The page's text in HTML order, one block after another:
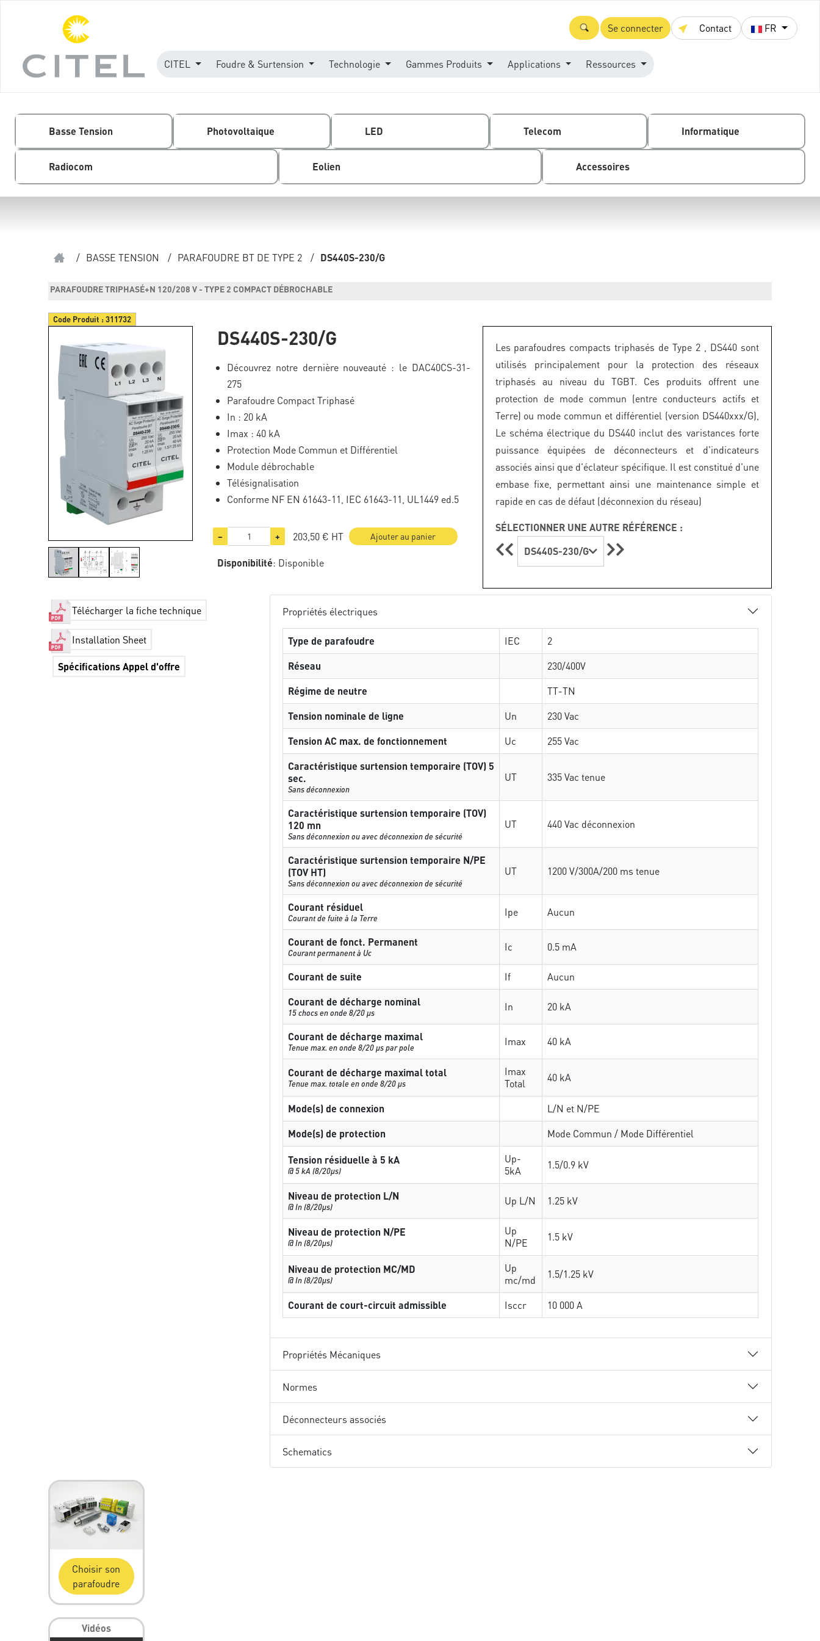
Se connecter Contact FR
CITEL Foudre & Surtension Technologie Gammes Produits Applications Ressources
Basse Tension Photovoltaique LED Telecom Informatique
Radiocom Eolien Accessoires
/ BASSE TENSION / PARAFOUDRE BT DE TYPE 2 / DS440S-230/G
PARAFOUDRE TRIPHASÉ+N 120/208 V - TYPE 2 COMPACT DÉBROCHABLE
Code Produit :311732
DS440S-230/G
Découvrez notre dernière nouveauté : le DAC40CS-31-
275
Parafoudre Compact Triphasé
In : 20 kA
Imax : 40 kA
Protection Mode Commun et Différentiel
Module débrochable
Télésignalisation
Conforme NF EN 61643-11, IEC 61643-11, UL1449 ed.5
− + 203,50 € HT Ajouter au panier
Disponibilité: Disponible
Les parafoudres compacts triphasés de Type 2 , DS440 sont
utilisés principalement pour la protection des réseaux
triphasés au niveau du TGBT. Ces produits offrent une
protection de mode commun (entre conducteurs actifs et
Terre) ou mode commun et différentiel (version DS440xxx/G),
Le schéma électrique du DS440 inclut des varistances forte
puissance équipées de déconnecteurs et d'indicateurs
associés ainsi que d'éclateur spécifique. Il est constitué d'une
embase fixe, permettant ainsi une maintenance simple et
rapide en cas de défaut (déconnexion du réseau)
SÉLECTIONNER UNE AUTRE RÉFÉRENCE :
DS440S-230/G
Télécharger la fiche technique
Installation Sheet
Spécifications Appel d'offre
Propriétés électriques
Type de parafoudre IEC
2
Réseau
230/400V
Régime de neutre
TT-TN
Tension nominale de ligne
Un
230 Vac
Tension AC max. de fonctionnement
Uc
255 Vac
Caractéristique surtension temporaire (TOV) 5
sec.
Sans déconnexion
UT 335 Vac tenue
Caractéristique surtension temporaire (TOV)
120 mn
Sans déconnexion ou avec déconnexion de sécurité
UT 440 Vac déconnexion
Caractéristique surtension temporaire N/PE
(TOV HT)
Sans déconnexion ou avec déconnexion de sécurité
UT 1200 V/300A/200 ms tenue
Courant résiduel
Courant de fuite à la Terre Ipe Aucun
Courant de fonct. Permanent
Courant permanent à Uc Ic 0.5 mA
Courant de suite If
Aucun
Courant de décharge nominal
15 chocs en onde 8/20 µs In 20 kA
Courant de décharge maximal
Tenue max. en onde 8/20 µs par pole Imax 40 kA
Courant de décharge maximal total
Tenue max. totale en onde 8/20 µs
Imax
Total
40 kA
Mode(s) de connexion
L/N et N/PE
Mode(s) de protection
Mode Commun / Mode Différentiel
Tension résiduelle à 5 kA
@ 5 kA (8/20µs)
Up-
5kA
1.5/0.9 kV
Niveau de protection L/N
@ In (8/20µs) Up L/N 1.25 kV
Niveau de protection N/PE
@ In (8/20µs)
Up
N/PE
1.5 kV
Niveau de protection MC/MD
@ In (8/20µs)
Up
mc/md
1.5/1.25 kV
Courant de court-circuit admissible Isccr 10 000 A
Propriétés Mécaniques
Normes
Déconnecteurs associés
Schematics
Choisir son
parafoudre
Vidéos